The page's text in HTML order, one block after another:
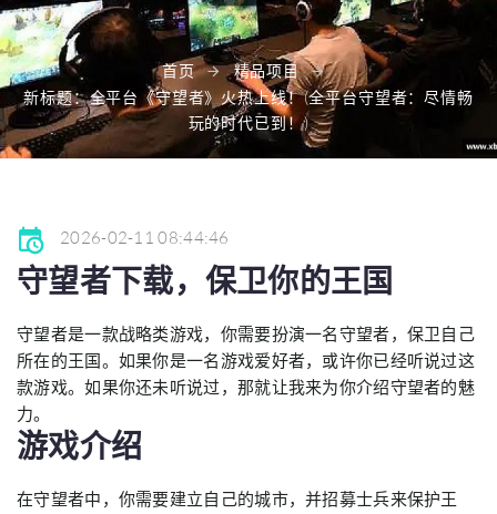
首页
精品项目
新标题：全平台《守望者》火热上线！(全平台守望者：尽情畅
玩的时代已到！)
2026-02-11 08:44:46
守望者下载，保卫你的王国
守望者是一款战略类游戏，你需要扮演一名守望者，保卫自己
所在的王国。如果你是一名游戏爱好者，或许你已经听说过这
款游戏。如果你还未听说过，那就让我来为你介绍守望者的魅
力。
游戏介绍
在守望者中，你需要建立自己的城市，并招募士兵来保护王